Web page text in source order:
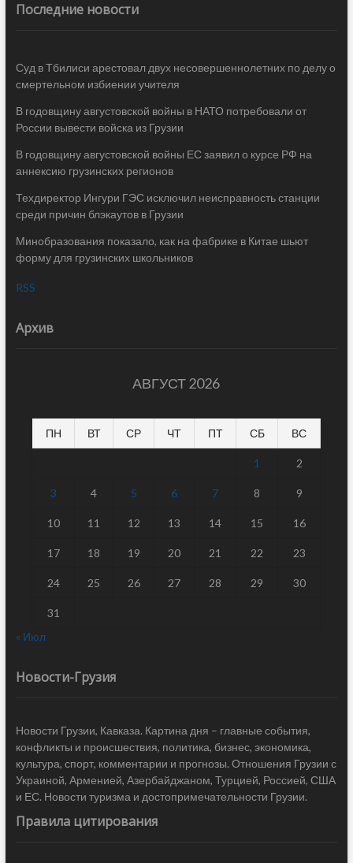
Последние новости
Суд в Тбилиси арестовал двух несовершеннолетних по делу о
смертельном избиении учителя
В годовщину августовской войны в НАТО потребовали от
России вывести войска из Грузии
В годовщину августовской войны ЕС заявил о курсе РФ на
аннексию грузинских регионов
Техдиректор Ингури ГЭС исключил неисправность станции
среди причин блэкаутов в Грузии
Минобразования показало, как на фабрике в Китае шьют
форму для грузинских школьников
RSS
Архив
АВГУСТ 2026
ПН ВТ СР ЧТ ПТ СБ ВС
1 2
3 4 5 6 7 8 9
10 11 12 13 14 15 16
17 18 19 20 21 22 23
24 25 26 27 28 29 30
31
« Июл
Новости-Грузия
Новости Грузии, Кавказа. Картина дня – главные события,
конфликты и происшествия, политика, бизнес, экономика,
культура, спорт, комментарии и прогнозы. Отношения Грузии с
Украиной, Арменией, Азербайджаном, Турцией, Россией, США
и ЕС. Новости туризма и достопримечательности Грузии.
Правила цитирования